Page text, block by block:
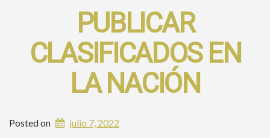
PUBLICAR
CLASIFICADOS EN
LA NACIÓN
Posted on julio 7, 2022